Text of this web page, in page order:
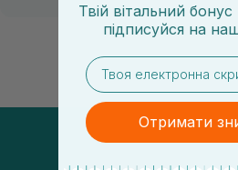
Твій вітальний
підписуйся на
email
Отримати